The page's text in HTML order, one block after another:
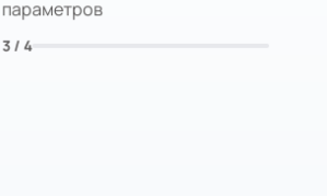
параметров
3 / 4